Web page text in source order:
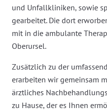
und Unfallkliniken, sowie
gearbeitet. Die dort
mit in die ambulante
Oberursel.
Zusätzlich zu der
erarbeiten wir gemeinsam
ärztliches
zu Hause, der es Ihnen